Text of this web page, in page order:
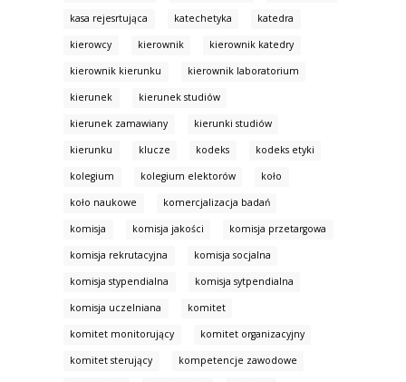
kasa rejesrtująca katechetyka katedra
kierowcy kierownik kierownik katedry
kierownik kierunku kierownik laboratorium
kierunek kierunek studiów
kierunek zamawiany kierunki studiów
kierunku klucze kodeks kodeks etyki
kolegium kolegium elektorów koło
koło naukowe komercjalizacja badań
komisja komisja jakości komisja przetargowa
komisja rekrutacyjna komisja socjalna
komisja stypendialna komisja sytpendialna
komisja uczelniana komitet
komitet monitorujący komitet organizacyjny
komitet sterujący kompetencje zawodowe